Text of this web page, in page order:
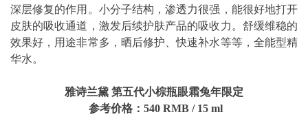
深层修复的作用。小分子结构，渗透力很强，能很好地打开
皮肤的吸收通道，激发后续护肤产品的吸收力。舒缓维稳的
效果好，用途非常多，晒后修护、快速补水等等，全能型精
华水。
雅诗兰黛 第五代小棕瓶眼霜兔年限定
参考价格：540 RMB/ 15 ml